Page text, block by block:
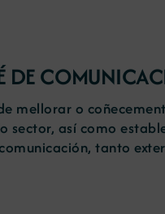
DE
mellorar o
sector, así como
tanto